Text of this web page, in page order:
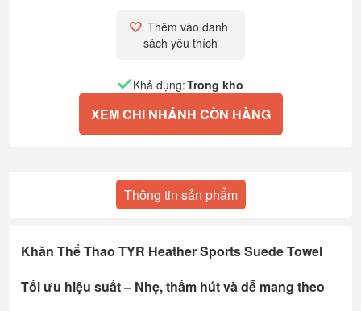
Thêm vào danh
sách yêu thích
Khả dụng:Trong kho
XEM CHI NHÁNH CÒN HÀNG
Thông tin sản phẩm
Khăn Thể Thao TYR Heather Sports Suede Towel
Tối ưu hiệu suất – Nhẹ, thấm hút và dễ mang theo